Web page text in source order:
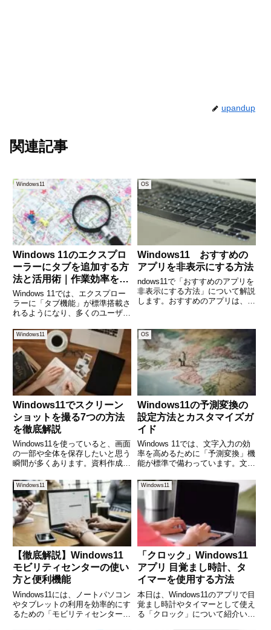
upandup
関連記事
Windows11
Windows 11のエクスプロ
ーラーにタブを追加する方
法と活用術｜作業効率を劇
的にアップする使い方
Windows 11では、エクスプロー
ラーに「タブ機能」が標準搭載さ
れるようになり、多くのユーザー
になりました。これまで複数ウィ
ンドウを開いていた操作も、1つ
のウィンドウ内でタブを切り替え
ることで、作業効率を大
OS
Windows11 おすすめの
アプリを非表示にする方法
ndows11で「おすすめのアプリを
非表示にする方法」について解説
します。おすすめのアプリは、ス
す。過去の履歴が表示されるの
で、便利な場合もありますが、見
せたくない場合は、非表示を使
Windows11
Windows11でスクリーン
ショットを撮る7つの方法
を徹底解説
Windows11を使っていると、画面
の一部や全体を保存したいと思う
瞬間が多くあります。資料作成、
ージの記録など、スクリーンショ
ットの機能は日常的に活躍しま
す。しかし、意外と「どの方法が
自分に合っているかわから
OS
Windows11の予測変換の
設定方法とカスタマイズガ
イド
Windows 11では、文字入力の効
率を高めるために「予測変換」機
能が標準で備わっています。文章
葉を予測してくれるこの機能は、
メール作成や文書作成をスムーズ
に進めるうえで非常に便利です。
しかし、便利さの反面、
Windows11
【徹底解説】Windows11
モビリティセンターの使い
方と便利機能
Windows11には、ノートパソコン
やタブレットの利用を効率的にす
るための「モビリティセンター」
Windows11
「クロック」Windows11
アプリ 目覚まし時計、タ
イマーを使用する方法
本日は、Windows11のアプリで目
覚まし時計やタイマーとして使え
る「クロック」について紹介いた